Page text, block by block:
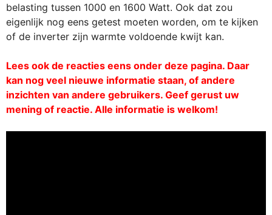
belasting tussen 1000 en 1600 Watt. Ook dat zou
eigenlijk nog eens getest moeten worden, om te kijken
of de inverter zijn warmte voldoende kwijt kan.
Lees ook de reacties eens onder deze pagina. Daar
kan nog veel nieuwe informatie staan, of andere
inzichten van andere gebruikers. Geef gerust uw
mening of reactie. Alle informatie is welkom!